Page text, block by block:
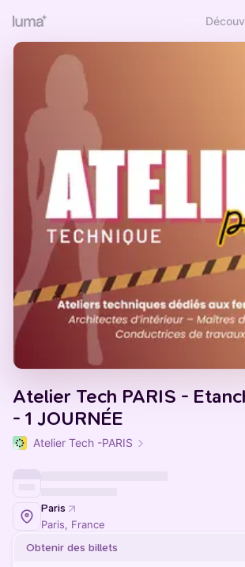
Atelier Tech PARIS -
- 1 JOURNÉE
Atelier Tech -PARIS
Paris
Paris, France
Obtenir des billets